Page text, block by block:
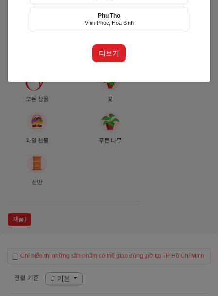
Gấu Con Flower [HCM]
phường Khánh Hội, TP Hồ Chí Minh
모든 상품 꽃
과일 선물 푸른 나무
선반
제품)
Chỉ hiển thị những sản phẩm có thể giao đúng giờ tại TP Hồ Chí Minh
정렬 기준 기본
Phu Tho
Vĩnh Phúc, Hoà Bình
더보기